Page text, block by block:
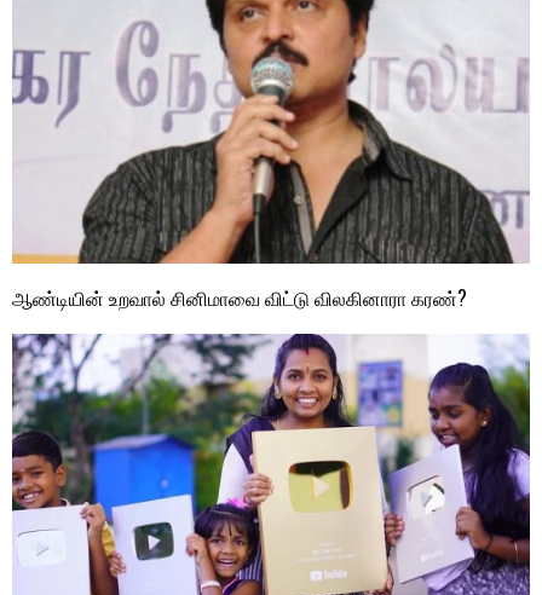
ஆண்டியின் உறவால் சினிமாவை விட்டு விலகினாரா கரண்?